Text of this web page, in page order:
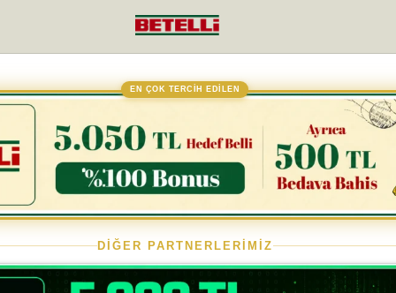
EN ÇOK TERCİH EDİLEN
DİĞER PARTNERLERİMİZ